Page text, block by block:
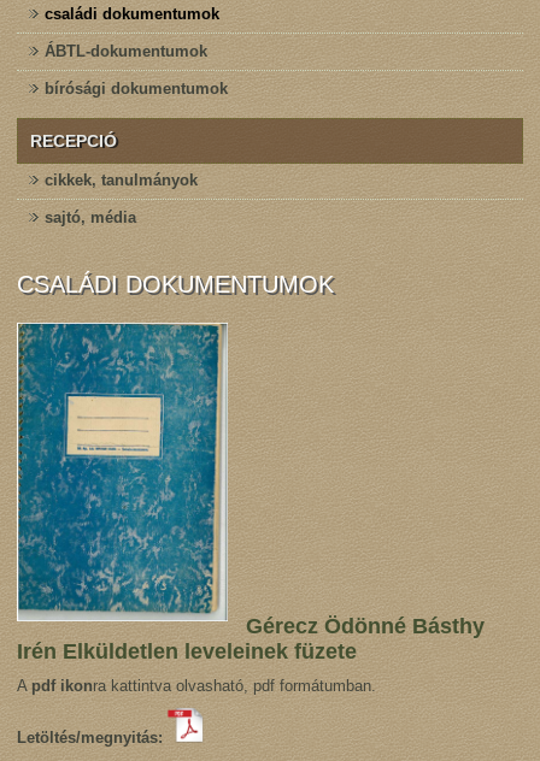
családi dokumentumok
ÁBTL-dokumentumok
bírósági dokumentumok
RECEPCIÓ
cikkek, tanulmányok
sajtó, média
CSALÁDI DOKUMENTUMOK
Gérecz Ödönné Básthy
Irén Elküldetlen leveleinek füzete
A pdf ikonra kattintva olvasható, pdf formátumban.
Letöltés/megnyitás: